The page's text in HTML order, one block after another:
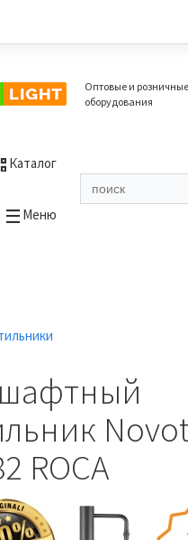
Оптовые и
оборудования
Каталог
Меню
ROCA